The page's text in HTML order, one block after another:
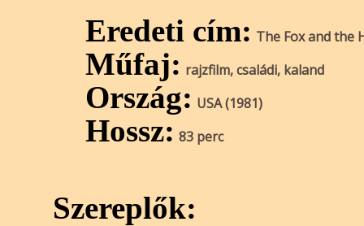
Eredeti cím: The Fox and the
Műfaj: rajzfilm, családi, kaland
Ország: USA (1981)
Hossz: 83 perc
Szereplők: